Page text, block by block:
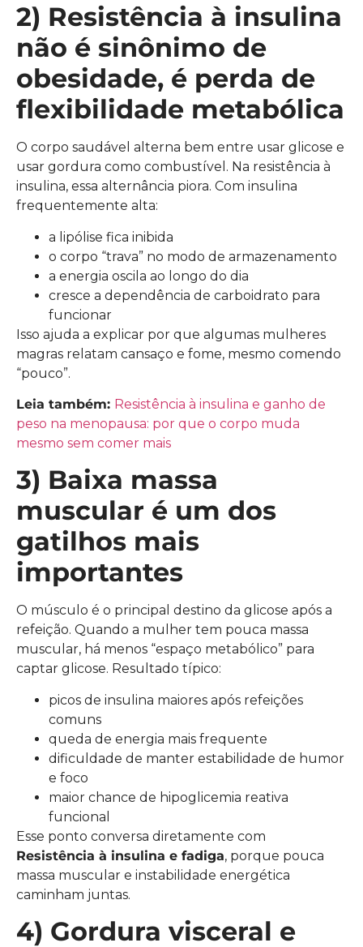
2) Resistência à insulina
não é sinônimo de
obesidade, é perda de
flexibilidade metabólica
O corpo saudável alterna bem entre usar glicose e
usar gordura como combustível. Na resistência à
insulina, essa alternância piora. Com insulina
frequentemente alta:
a lipólise fica inibida
o corpo “trava” no modo de armazenamento
a energia oscila ao longo do dia
cresce a dependência de carboidrato para
funcionar
Isso ajuda a explicar por que algumas mulheres
magras relatam cansaço e fome, mesmo comendo
“pouco”.
Leia também: Resistência à insulina e ganho de
peso na menopausa: por que o corpo muda
mesmo sem comer mais
3) Baixa massa
muscular é um dos
gatilhos mais
importantes
O músculo é o principal destino da glicose após a
refeição. Quando a mulher tem pouca massa
muscular, há menos “espaço metabólico” para
captar glicose. Resultado típico:
picos de insulina maiores após refeições
comuns
queda de energia mais frequente
dificuldade de manter estabilidade de humor
e foco
maior chance de hipoglicemia reativa
funcional
Esse ponto conversa diretamente com
Resistência à insulina e fadiga, porque pouca
massa muscular e instabilidade energética
caminham juntas.
4) Gordura visceral e